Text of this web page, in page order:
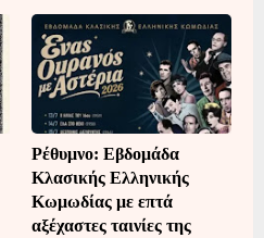
Ρέθυμνο: Εβδομάδα
Κλασικής Ελληνικής
Κωμωδίας με επτά
αξέχαστες ταινίες της